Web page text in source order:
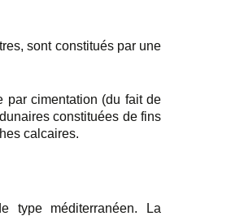
sont constitués par une
par cimentation (du fait de
constituées de fins
calcaires.
type méditerranéen. La